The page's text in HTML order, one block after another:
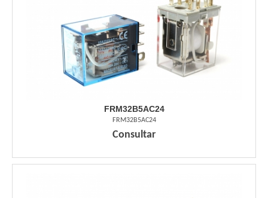
FRM32B5AC24
FRM32B5AC24
Consultar